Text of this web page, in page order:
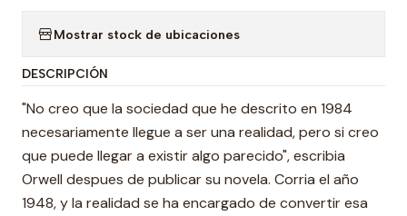
Mostrar stock de ubicaciones
DESCRIPCIÓN
"No creo que la sociedad que he descrito en 1984
necesariamente llegue a ser una realidad, pero si creo
que puede llegar a existir algo parecido", escribia
Orwell despues de publicar su novela. Corria el año
1948, y la realidad se ha encargado de convertir esa